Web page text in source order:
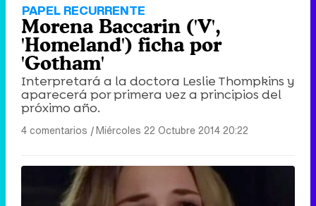
Tráiler de la tercera temporada de 'The Walking Dead: Dead City' de AMC+
PAPEL RECURRENTE
Morena Baccarin ('V',
'Homeland') ficha por
'Gotham'
Interpretará a la doctora Leslie Thompkins y
aparecerá por primera vez a principios del
próximo año.
4 comentarios |Miércoles 22 Octubre 2014 20:22